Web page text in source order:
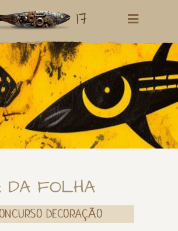
17
DA FOLHA
DECORAÇÃO